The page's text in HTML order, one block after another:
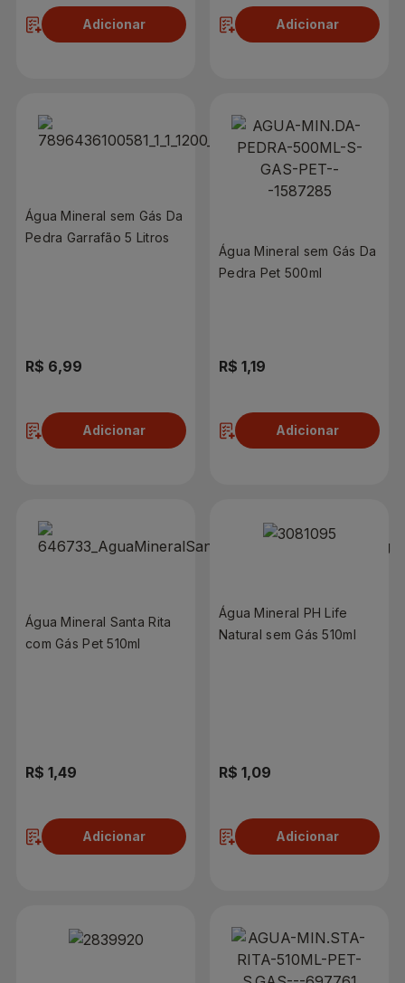
Adicionar Adicionar
Água Mineral sem Gás Da
Pedra Garrafão 5 Litros
R$ 6,99
Adicionar
Água Mineral sem Gás Da
Pedra Pet 500ml
R$ 1,19
Adicionar
Água Mineral Santa Rita
com Gás Pet 510ml
R$ 1,49
Adicionar
Água Mineral PH Life
Natural sem Gás 510ml
R$ 1,09
Adicionar